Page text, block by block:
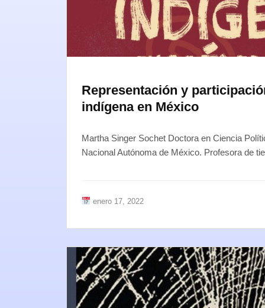
Representación y
indígena en México
Martha Singer Sochet Doctora en Ciencia
Nacional Autónoma de México. Profesora de
enero 17, 2022